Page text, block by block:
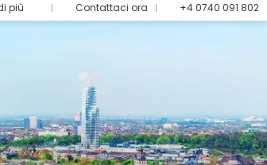
più Contattaci ora +4 0740 091 802